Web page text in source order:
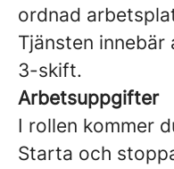
ordnad
Tjänsten
3-skift.
Arbetsuppgifter
I rollen kommer
Starta och